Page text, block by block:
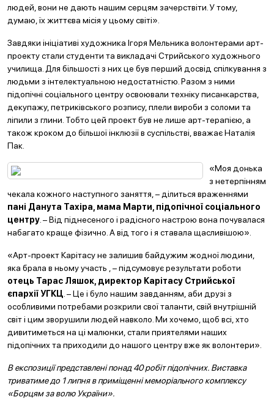
людей, вони не дають нашим серцям зачерствіти. У тому,
думаю, їх життєва місія у цьому світі».
Завдяки ініціативі художника Ігоря Мельника волонтерами арт-
проекту стали студенти та викладачі Стрийського художнього
училища. Для більшості з них це був перший досвід спілкування з
людьми з інтелектуальною недостатністю. Разом з ними
підопічні cоціального центру освоювали техніку писанкарства,
декупажу, петриківського розпису, плели вироби з соломи та
ліпили з глини. Тобто цей проект був не лише арт-терапією, а
також кроком до більшої інклюзії в суспільстві, вважає Наталія
Пак.
«Моя донька
з нетерпінням
чекала кожного наступного заняття, – ділиться враженнями
пані Данута Тахіра, мама Марти, підопічної соціального
центру . – Від піднесеного і радісного настрою вона почувалася
набагато краще фізично. А від того і я ставала щасливішою».
«Арт-проект Карітасу не залишив байдужим жодної людини,
яка брала в ньому участь , – підсумовує результати роботи
отець Тарас Ляшок, директор Карітасу Стрийської
єпархії УГКЦ . – Це і було нашим завданням, аби друзі з
особливими потребами розкрили свої таланти, свій внутрішній
світ і цим зворушили людей навколо. Ми хочемо, щоб всі, хто
дивитиметься на ці малюнки, стали приятелями наших
підопічних та приходили до нашого центру вже як волонтери».
В експозиції представлені понад 40 робіт підопічних. Виставка
триватиме до 1 липня в приміщенні меморіального комплексу
«Борцям за волю України».